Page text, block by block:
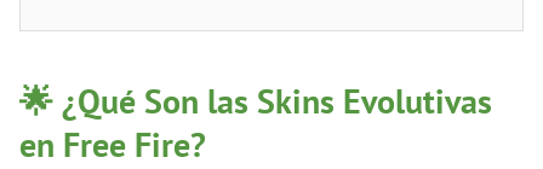
🌟 ¿Qué Son las Skins Evolutivas
en Free Fire?